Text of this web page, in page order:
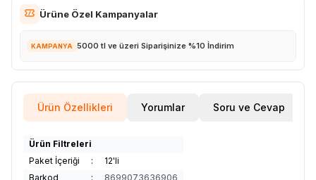
Ürüne Özel Kampanyalar
KAMPANYA 5000 tl ve üzeri Siparişinize %10 İndirim
Ürün Özellikleri Yorumlar Soru ve Cevap
Ürün Filtreleri
Paket İçeriği
:
12'li
Barkod
: 8699073636906